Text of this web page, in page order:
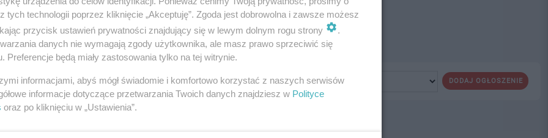
SZUKAJ
DODAJ OGŁOSZENIE
tych technologii poprzez kliknięcie „Akceptuję”. Zgoda jest dobrowolna i zawsze możesz
przycisk ustawień prywatności znajdujący się w lewym dolnym rogu strony
danych nie wymagają zgody użytkownika, ale masz prawo sprzeciwić się
Preferencje będą miały zastosowania tylko na tej witrynie.
informacjami, abyś mógł świadomie i komfortowo korzystać z naszych serwisów
informacje dotyczące przetwarzania Twoich danych znajdziesz w Polityce
oraz po kliknięciu w „Ustawienia”.